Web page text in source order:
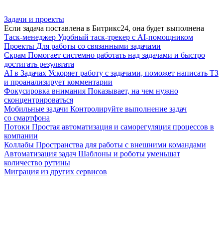
Задачи и проекты
Если задача поставлена в Битрикс24, она будет выполнена
Таск-менеджер Удобный таск-трекер с AI-помощником
Проекты Для работы со связанными задачами
Скрам Помогает системно работать над задачами и быстро
достигать результата
AI в Задачах Ускоряет работу с задачами, поможет написать ТЗ
и проанализирует комментарии
Фокусировка внимания Показывает, на чем нужно
сконцентрироваться
Мобильные задачи Контролируйте выполнение задач
со смартфона
Потоки Простая автоматизация и саморегуляция процессов в
компании
Коллабы Пространства для работы с внешними командами
Автоматизация задач Шаблоны и роботы уменьшат
количество рутины
Миграция из других сервисов